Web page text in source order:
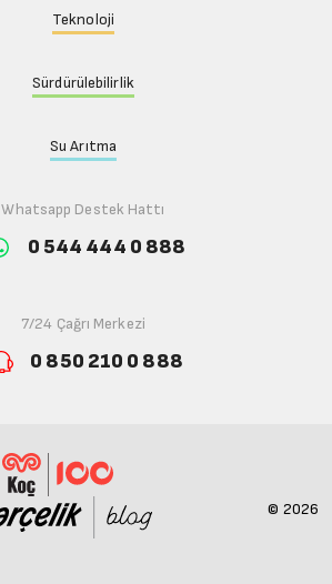
Teknoloji
Sürdürülebilirlik
Su Arıtma
Whatsapp Destek Hattı
0 544 444 0 888
7/24 Çağrı Merkezi
0 850 210 0 888
© 2026